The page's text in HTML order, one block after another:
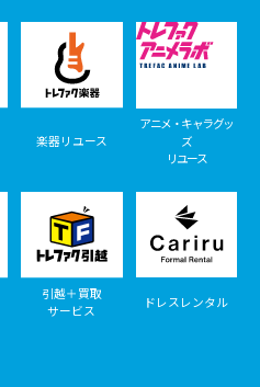
楽器リユース
アニメ・キャラグッ
ズ
リユース
引越＋買取
サービス
ドレスレンタル